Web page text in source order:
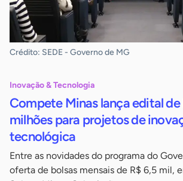
Crédito: SEDE - Governo de MG
Inovação & Tecnologia
Compete Minas lança edital de
milhões para projetos de
tecnológica
Entre as novidades do programa do
oferta de bolsas mensais de R$ 6,5 mil,